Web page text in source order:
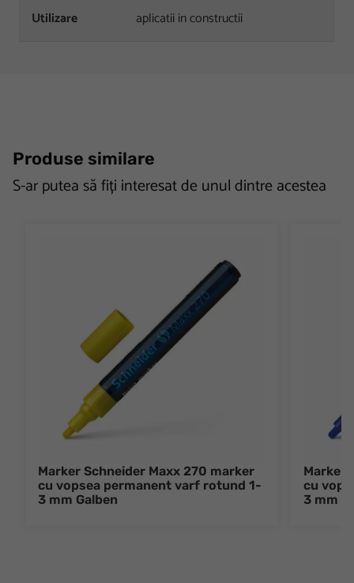
Utilizare aplicatii in constructii
Produse similare
S-ar putea să fiți interesat de unul dintre acestea
Marker Schneider Maxx 270 marker
cu vopsea permanent varf rotund 1-
3 mm Galben
Marker
cu
3 mm